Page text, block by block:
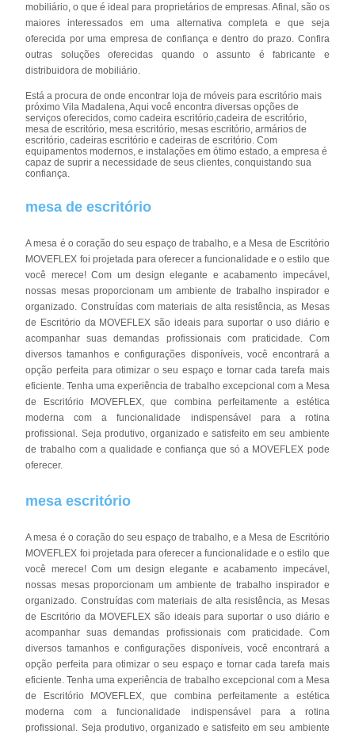
mobiliário, o que é ideal para proprietários de empresas. Afinal, são os
maiores interessados em uma alternativa completa e que seja
oferecida por uma empresa de confiança e dentro do prazo. Confira
outras soluções oferecidas quando o assunto é fabricante e
distribuidora de mobiliário.
Está a procura de onde encontrar loja de móveis para escritório mais
próximo Vila Madalena, Aqui você encontra diversas opções de
serviços oferecidos, como cadeira escritório,cadeira de escritório,
mesa de escritório, mesa escritório, mesas escritório, armários de
escritório, cadeiras escritório e cadeiras de escritório. Com
equipamentos modernos, e instalações em ótimo estado, a empresa é
capaz de suprir a necessidade de seus clientes, conquistando sua
confiança.
mesa de escritório
A mesa é o coração do seu espaço de trabalho, e a Mesa de Escritório
MOVEFLEX foi projetada para oferecer a funcionalidade e o estilo que
você merece! Com um design elegante e acabamento impecável,
nossas mesas proporcionam um ambiente de trabalho inspirador e
organizado. Construídas com materiais de alta resistência, as Mesas
de Escritório da MOVEFLEX são ideais para suportar o uso diário e
acompanhar suas demandas profissionais com praticidade. Com
diversos tamanhos e configurações disponíveis, você encontrará a
opção perfeita para otimizar o seu espaço e tornar cada tarefa mais
eficiente. Tenha uma experiência de trabalho excepcional com a Mesa
de Escritório MOVEFLEX, que combina perfeitamente a estética
moderna com a funcionalidade indispensável para a rotina
profissional. Seja produtivo, organizado e satisfeito em seu ambiente
de trabalho com a qualidade e confiança que só a MOVEFLEX pode
oferecer.
mesa escritório
A mesa é o coração do seu espaço de trabalho, e a Mesa de Escritório
MOVEFLEX foi projetada para oferecer a funcionalidade e o estilo que
você merece! Com um design elegante e acabamento impecável,
nossas mesas proporcionam um ambiente de trabalho inspirador e
organizado. Construídas com materiais de alta resistência, as Mesas
de Escritório da MOVEFLEX são ideais para suportar o uso diário e
acompanhar suas demandas profissionais com praticidade. Com
diversos tamanhos e configurações disponíveis, você encontrará a
opção perfeita para otimizar o seu espaço e tornar cada tarefa mais
eficiente. Tenha uma experiência de trabalho excepcional com a Mesa
de Escritório MOVEFLEX, que combina perfeitamente a estética
moderna com a funcionalidade indispensável para a rotina
profissional. Seja produtivo, organizado e satisfeito em seu ambiente